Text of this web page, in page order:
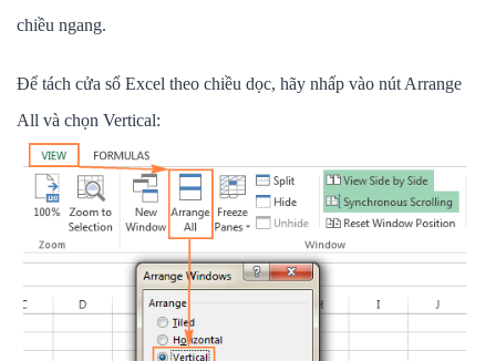
chiều ngang.
Để tách cửa sổ Excel theo chiều dọc, hãy nhấp vào nút Arrange
All và chọn Vertical: